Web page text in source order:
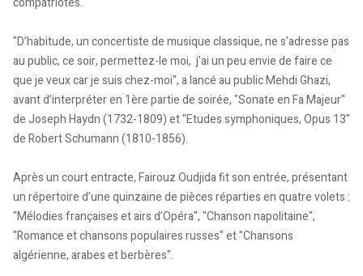
"D’habitude, un concertiste de musique classique, ne s’adresse pas
au public, ce soir, permettez-le moi, j’ai un peu envie de faire ce
que je veux car je suis chez-moi", a lancé au public Mehdi Ghazi,
avant d’interpréter en 1ère partie de soirée, "Sonate en Fa Majeur"
de Joseph Haydn (1732-1809) et "Etudes symphoniques, Opus 13"
de Robert Schumann (1810-1856).
Après un court entracte, Fairouz Oudjida fit son entrée, présentant
un répertoire d’une quinzaine de pièces réparties en quatre volets :
"Mélodies françaises et airs d’Opéra", "Chanson napolitaine",
"Romance et chansons populaires russes" et "Chansons
algérienne, arabes et berbères".